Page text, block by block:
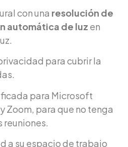
con una resolución de
automática de luz en
para cubrir la
para Microsoft
Zoom, para que no tenga
a su espacio de trabajo